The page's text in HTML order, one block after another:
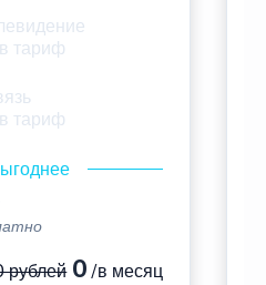
тариф
тариф
рублей0 /в месяц